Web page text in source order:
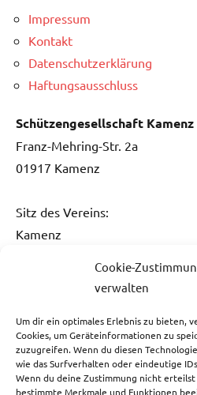
Cookie-
verwalten
Um dir ein optimales Erlebnis zu bieten,
Cookies, um Geräteinformationen zu
zuzugreifen. Wenn du diesen
wie das Surfverhalten oder eindeutige
Wenn du deine Zustimmung nicht
bestimmte Merkmale und Funktionen
Impressum
Kontakt
Datenschutzerklärung
Haftungsausschluss
Schützengesellschaft Kamenz
Franz-Mehring-Str. 2a
01917 Kamenz
Sitz des Vereins:
Kamenz
Fon: 0151 / 5061 1482
Fax: 03578 / 3736 731
E-Mail:info@sg-kamenz.de
Bankverbindung: